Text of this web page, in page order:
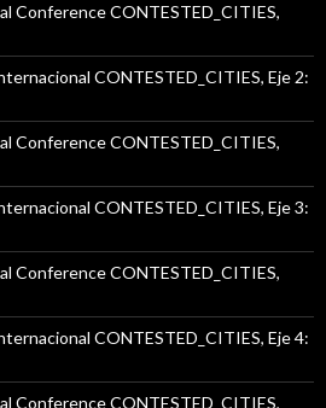
Conference CONTESTED_CITIES,
CONTESTED_CITIES, Eje 2:
Conference CONTESTED_CITIES,
CONTESTED_CITIES, Eje 3:
Conference CONTESTED_CITIES,
CONTESTED_CITIES, Eje 4:
Conference CONTESTED_CITIES,